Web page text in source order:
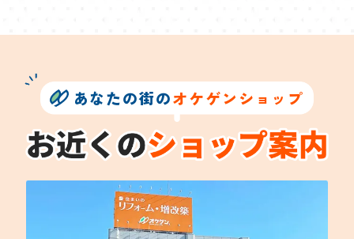
あなたの街のオケゲンショップ